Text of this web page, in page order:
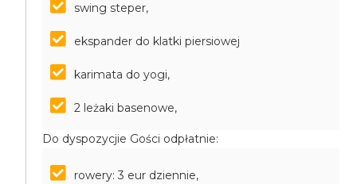
swing steper,
ekspander do klatki piersiowej
karimata do yogi,
2 leżaki basenowe,
Do dyspozycjie Gości odpłatnie:
rowery: 3 eur dziennie,